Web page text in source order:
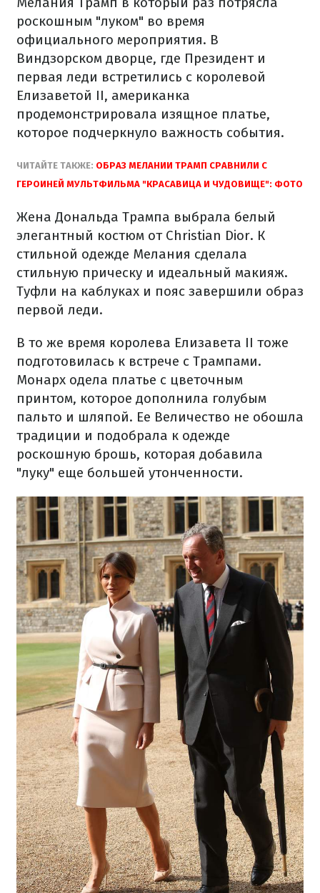
роскошным "луком" во время
официального мероприятия. В
Виндзорском дворце, где Президент и
первая леди встретились с королевой
Елизаветой ІІ, американка
продемонстрировала изящное платье,
которое подчеркнуло важность события.
ЧИТАЙТЕ ТАКЖЕ: ОБРАЗ МЕЛАНИИ ТРАМП СРАВНИЛИ С
ГЕРОИНЕЙ МУЛЬТФИЛЬМА "КРАСАВИЦА И ЧУДОВИЩЕ": ФОТО
Жена Дональда Трампа выбрала белый
элегантный костюм от Christian Dior. К
стильной одежде Мелания сделала
стильную прическу и идеальный макияж.
Туфли на каблуках и пояс завершили образ
первой леди.
В то же время королева Елизавета II тоже
подготовилась к встрече с Трампами.
Монарх одела платье с цветочным
принтом, которое дополнила голубым
пальто и шляпой. Ее Величество не обошла
традиции и подобрала к одежде
роскошную брошь, которая добавила
"луку" еще большей утонченности.